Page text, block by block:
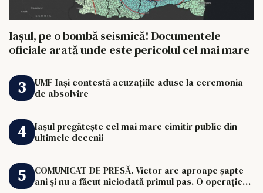
Iașul, pe o bombă seismică! Documentele
oficiale arată unde este pericolul cel mai mare
UMF Iași contestă acuzațiile aduse la ceremonia
de absolvire
Iașul pregătește cel mai mare cimitir public din
ultimele decenii
COMUNICAT DE PRESĂ. Victor are aproape șapte
ani și nu a făcut niciodată primul pas. O operație